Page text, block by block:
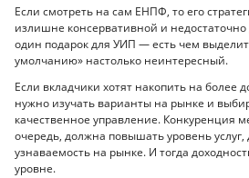
Если смотреть на сам ЕНПФ, то его
излишне консервативной и
один подарок для УИП — есть чем
умолчанию» настолько неинтересный.
Если вкладчики хотят накопить на более
нужно изучать варианты на рынке и
качественное управление. Конкуренция
очередь, должна повышать уровень
узнаваемость на рынке. И тогда
уровне.